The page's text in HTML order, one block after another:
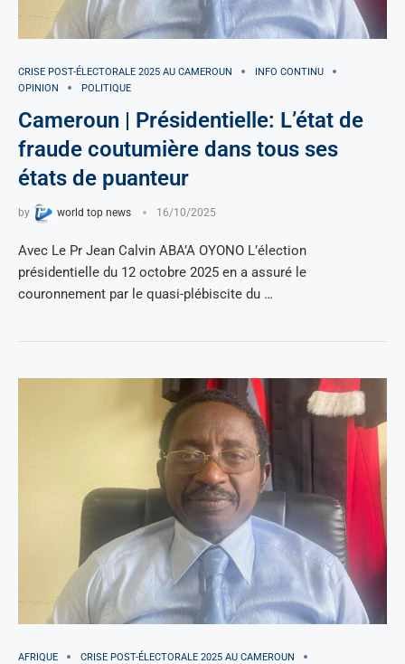
CRISE POST-ÉLECTORALE 2025 AU CAMEROUN
INFO CONTINU
OPINION
POLITIQUE
Cameroun | Présidentielle: L’état de
fraude coutumière dans tous ses
états de puanteur
by world top news 16/10/2025
Avec Le Pr Jean Calvin ABA’A OYONO L’élection
présidentielle du 12 octobre 2025 en a assuré le
couronnement par le quasi-plébiscite du …
AFRIQUE
CRISE POST-ÉLECTORALE 2025 AU CAMEROUN